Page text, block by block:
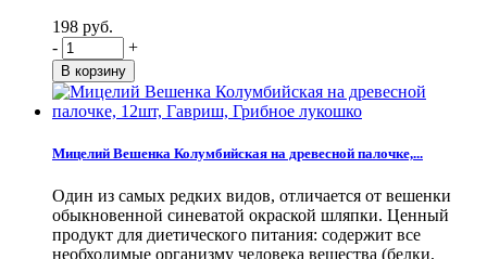
198 руб.
-
+
Мицелий Вешенка Колумбийская на древесной палочке,...
Один из самых редких видов, отличается от вешенки
обыкновенной синеватой окраской шляпки. Ценный
продукт для диетического питания: содержит все
необходимые организму человека вещества (белки,